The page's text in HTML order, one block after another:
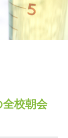
ルブック
究助成
全校朝会